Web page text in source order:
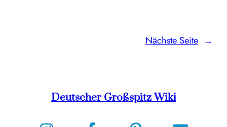
Nächste Seite →
Deutscher Großspitz Wiki